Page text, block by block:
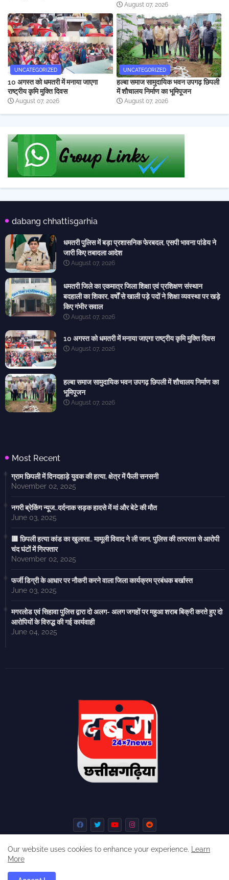
August 07, 2026
UNCATEGORIZED
10 अगस्त को धमतरी में मनाया जाएगा
राष्ट्रीय कृमि मुक्ति दिवस
August 07, 2026
UNCATEGORIZED
हल्बा समाज सामुदायिक भवन उपगढ़ छिपली
में शौचालय निर्माण का भूमिपूजन
August 07, 2026
dabang chhattisgarhia
धमतरी पुलिस में बड़ा प्रशासनिक फेरबदल, एसपी भावना पांडेय ने
जारी किए तबादला आदेश
August 07, 2026
धमतरी जिले का एकमात्र जिला शिक्षा एवं प्रशिक्षण संस्थान
बदहाली का शिकार, वर्षों से खाली पड़े पदों ने शिक्षा व्यवस्था पर खड़े
किए गंभीर सवाल
August 07, 2026
10 अगस्त को धमतरी में मनाया जाएगा राष्ट्रीय कृमि मुक्ति दिवस
August 07, 2026
हल्बा समाज सामुदायिक भवन उपगढ़ छिपली में शौचालय निर्माण का
भूमिपूजन
August 07, 2026
Most Recent
ग्राम छिपली में दिनदहाड़े युवक की हत्या, क्षेत्र में फैली सनसनी
November 02, 2025
नगरी ब्रेकिंग न्यूज..दर्दनाक सड़क हादसे में मां और बेटे की मौत
June 03, 2025
🟥 छिपली हत्या कांड का खुलासा.. मामूली विवाद ने ली जान, पुलिस की तत्परता से आरोपी
चंद घंटों में गिरफ्तार
November 02, 2025
फर्जी डिग्री के आधार पर नौकरी करने वाला जिला कार्यक्रम प्रबंधक बर्खास्त
June 03, 2025
मगरलोड एवं सिहावा पुलिस द्वारा दो अलग- अलग जगहों पर महुआ शराब बिक्री करते हुए दो
आरोपियों के विरुद्ध की गई कार्यवाही
June 04, 2025
Our website uses cookies to enhance your experience.
Learn
More